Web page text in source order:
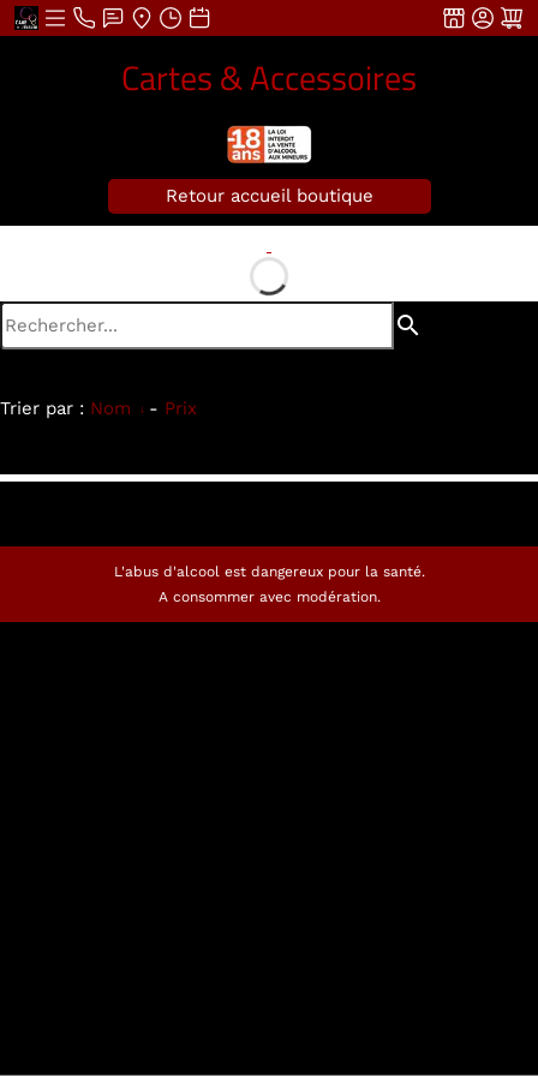
Cartes & Accessoires
Retour accueil boutique
search
Trier par : Nom - Prix
L'abus d'alcool est dangereux pour la santé.
A consommer avec modération.